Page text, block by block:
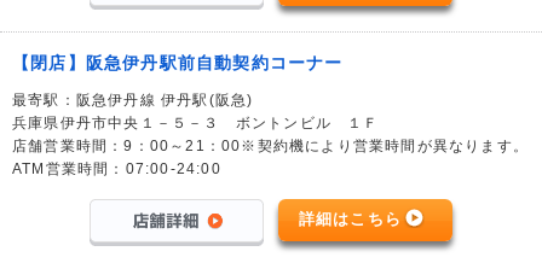
【閉店】阪急伊丹駅前自動契約コーナー
最寄駅：阪急伊丹線 伊丹駅(阪急)
兵庫県伊丹市中央１－５－３ ボントンビル １Ｆ
店舗営業時間：9：00～21：00※契約機により営業時間が異なります。
ATM営業時間：07:00-24:00
詳細はこちら